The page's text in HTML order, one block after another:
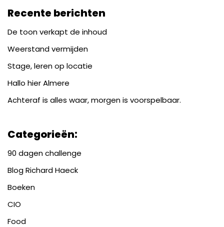
Recente berichten
De toon verkapt de inhoud
Weerstand vermijden
Stage, leren op locatie
Hallo hier Almere
Achteraf is alles waar, morgen is voorspelbaar.
Categorieën:
90 dagen challenge
Blog Richard Haeck
Boeken
CIO
Food